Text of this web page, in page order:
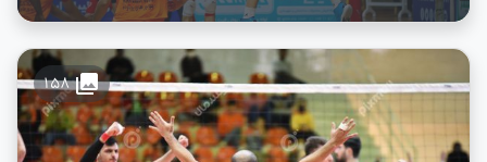
collections
158